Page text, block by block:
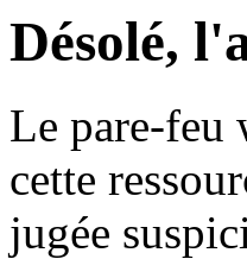
Désolé,
Le pare-feu
cette
jugée